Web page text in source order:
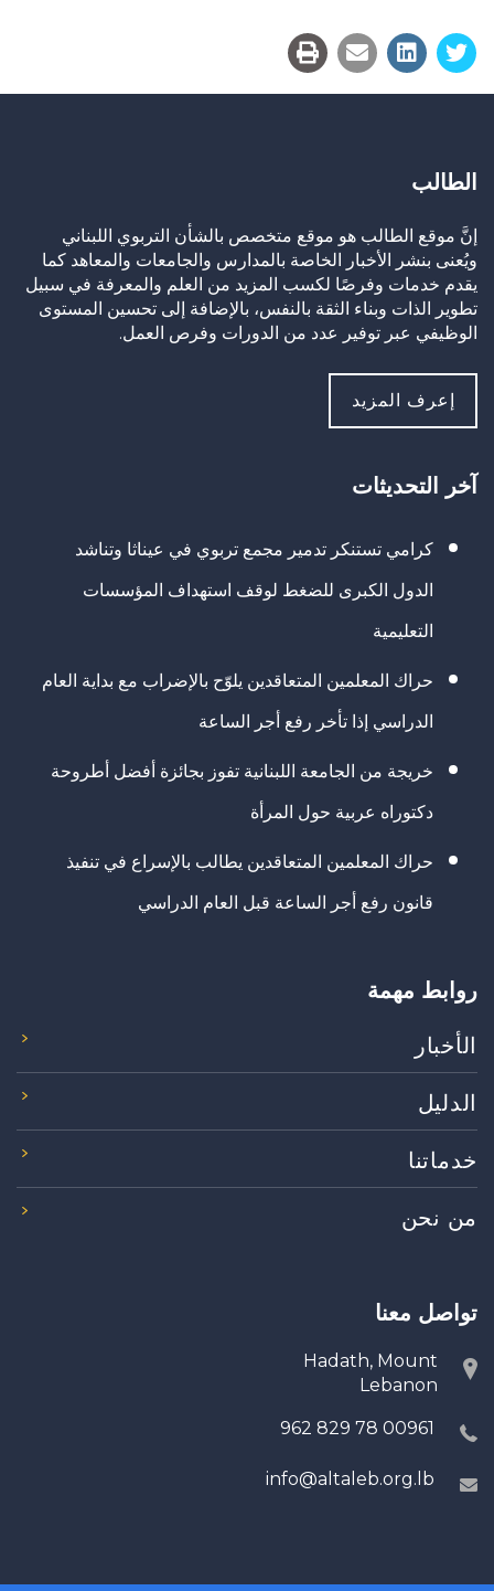
الطالب
إنَّ موقع الطالب هو موقع متخصص بالشأن التربوي اللبناني
ويُعنى بنشر الأخبار الخاصة بالمدارس والجامعات والمعاهد كما
يقدم خدمات وفرصًا لكسب المزيد من العلم والمعرفة في سبيل
تطوير الذات وبناء الثقة بالنفس، بالإضافة إلى تحسين المستوى
الوظيفي عبر توفير عدد من الدورات وفرص العمل.
إعرف المزيد
آخر التحديثات
كرامي تستنكر تدمير مجمع تربوي في عيناثا وتناشد
الدول الكبرى للضغط لوقف استهداف المؤسسات
التعليمية
حراك المعلمين المتعاقدين يلوّح بالإضراب مع بداية العام
الدراسي إذا تأخر رفع أجر الساعة
خريجة من الجامعة اللبنانية تفوز بجائزة أفضل أطروحة
دكتوراه عربية حول المرأة
حراك المعلمين المتعاقدين يطالب بالإسراع في تنفيذ
قانون رفع أجر الساعة قبل العام الدراسي
روابط مهمة
الأخبار
الدليل
خدماتنا
من نحن
تواصل معنا
Hadath, Mount
Lebanon
00961 78 829 962
info@altaleb.org.lb